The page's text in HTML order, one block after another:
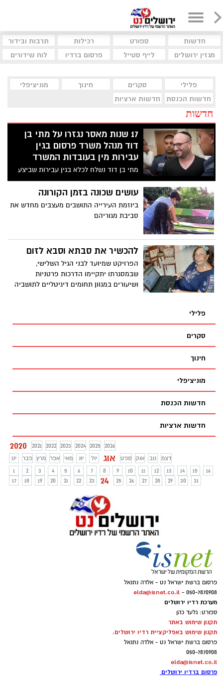
חדשות ספורט רכילות
תרבות ובידור
מגזין ירושלים
לייף סטייל פרסום ברדיו לוח שידורים
פלילי סקרים חינוך
מוניציפלי
חדשות הכנסת
חדשות ארציות
חדשות
17 שנות מאסר נגזרו על מתי בן
דוד מנהל משרד פרסום בגין
עבירות מין בעובדות המשרד
מתי בן דוד נשלח לכלא בגין עבירות שביצע
בשש עובדות חרדיות במשרד פרסום שניהל,
בהן אונס ומעשים מגונים. הוא נהג לשלוח
הודעות עם הצעות מיניות, וכשסורב נהג
להשפיל אותן ולהתעמר בהן. הוא אף איים
עושים שכונה בזמן הקורונה
ביוזמת העירייה התושבים מעצבים מחדש את
סביבת מגוריהם
להכשיר את סבתא וסבא לזום
הפרויקט שמיועד לבני הגיל השלישי,
שבמסגרתו יתקיימו הדרכות פרטניות
ושיעורים במגוון תחומים דיגיטליים לתושביה
השלישי להישאר מחוברת גם בזמן משבר
חברתי
פלילי
סקרים
חינוך
מוניציפלי
חדשות הכנסת
חדשות ארציות
2020 2021 2022 2023 2024 2025
2026
ינו
פבר מרץ אפר מאי יונ יול אוג ספט אוק נוב
דצמ
1
2 3 4 5 6 7 8 9 10 11 12 13 14 15
16
17
18 19 20 21 22 23 24 25 26 27 28 29 30 31
פרסום ברשת ישראל נט - אלדה נתנאל
050-7870908 -
elda@isnet.co.il
מערכת רדיו ירושלים
ספורט: גלעד כהן
תקנון שימוש באתר
תקנון שימוש באפליקציית רדיו ירושלים.
פרסום ברשת ישראל נט - אלדה נתנאל
050-7870908
elda@isnet.co.il
פרסום ברדיו ירושלים